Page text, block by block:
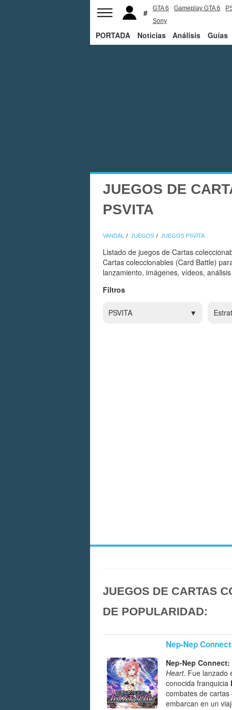
GTA 6 Gameplay GTA 6
Sony
PORTADA Noticias Análisis Guías
JUEGOS DE
PSVITA
VANDAL JUEGOS JUEGOS PSVITA
Listado de juegos de Cartas
Cartas coleccionables (Card Battle)
lanzamiento, imágenes, vídeos,
Filtros
PSVITA
JUEGOS DE CARTAS
DE POPULARIDAD:
Nep-Nep
Nep-Nep
Heart. Fue lanzado
conocida franquicia
combates de
embarcan en un